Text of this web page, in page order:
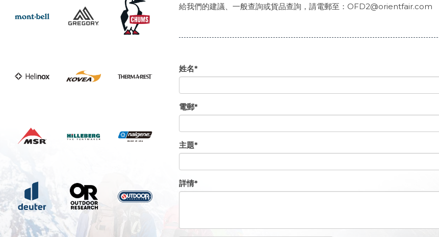
給我們的建議、一般查詢或貨品查詢，請電郵至：OFD2@orientfair.com
姓名*
電郵*
主題*
詳情*